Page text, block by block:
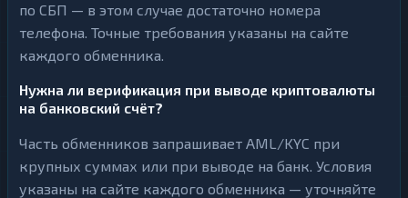
по СБП — в этом случае достаточно номера
телефона. Точные требования указаны на сайте
каждого обменника.
Нужна ли верификация при выводе криптовалюты
на банковский счёт?
Часть обменников запрашивает AML/KYC при
крупных суммах или при выводе на банк. Условия
указаны на сайте каждого обменника — уточняйте